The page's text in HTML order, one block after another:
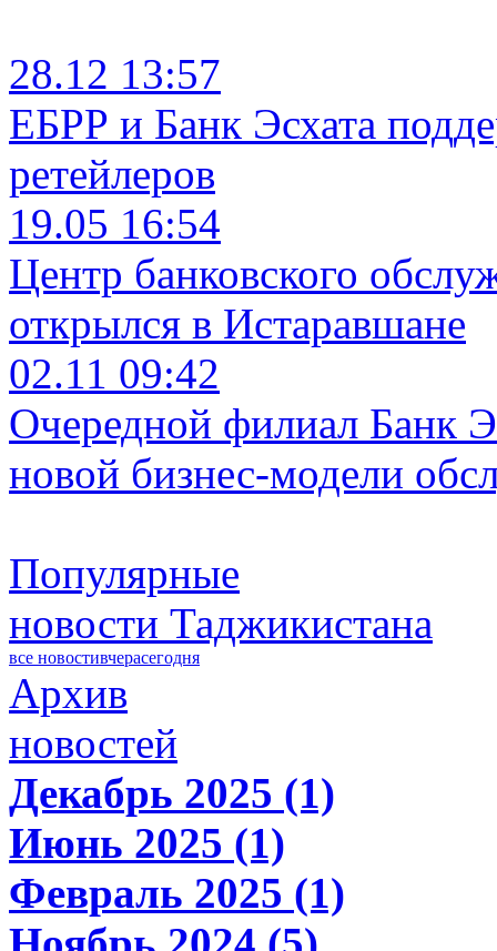
28.12 13:57
ЕБРР и Банк Эсхата
ретейлеров
19.05 16:54
Центр банковского
открылся в Истаравшане
02.11 09:42
Очередной филиал Банк
новой бизнес-модели
Популярные
новости Таджикистана
все новостивчерасегодня
Архив
новостей
Декабрь 2025 (1)
Июнь 2025 (1)
Февраль 2025 (1)